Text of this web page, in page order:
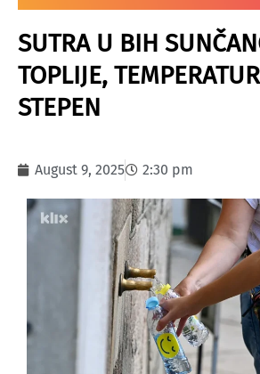
SUTRA U BIH
TOPLIJE,
STEPEN
August 9, 2025 2:30 pm